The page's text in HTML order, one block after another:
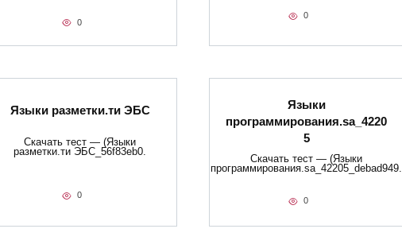
0
0
Языки разметки.ти​ ЭБС
Скачать тест — (Языки
разметки.ти​ ЭБС_56f83eb0.
0
Языки
программирования.sa_4220
5
Скачать тест — (Языки
программирования.sa_42205_debad949.
0